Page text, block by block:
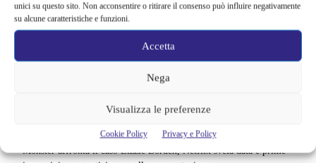
unici su questo sito. Non acconsentire o ritirare il consenso può influire negativamente
su alcune caratteristiche e funzioni.
Accetta
Nega
Visualizza le preferenze
Cookie Policy Privacy e Policy
Sei stagioni di guerre e complotti nello spazio | Su Prime Video si
nasconde una grande epopea sci-fi: la saga salvata appena in tempo
Il creatore di Yellowstone firma un altro successo | La serie supera
Fallout e One Piece: il risultato è eccezionale
Ted Lasso cambia completamente squadra | La quarta stagione riparte
Monster affronta il caso Lizzie Borden, Netflix svela data e prime